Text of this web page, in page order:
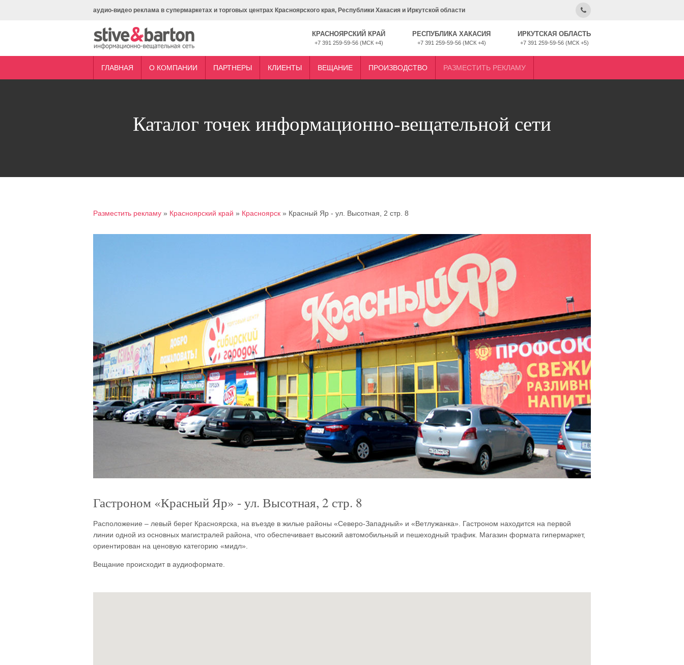
аудио-видео реклама в супермаркетах и торговых центрах Красноярского края, Республики Хакасия и Иркутской области
КРАСНОЯРСКИЙ КРАЙ
+7 391 259-59-56 (МСК +4)
РЕСПУБЛИКА ХАКАСИЯ
+7 391 259-59-56 (МСК +4)
ИРКУТСКАЯ ОБЛАСТЬ
+7 391 259-59-56 (МСК +5)
ГЛАВНАЯ О КОМПАНИИ ПАРТНЕРЫ КЛИЕНТЫ ВЕЩАНИЕ ПРОИЗВОДСТВО РАЗМЕСТИТЬ РЕКЛАМУ
Каталог точек информационно-вещательной сети
Разместить рекламу » Красноярский край » Красноярск » Красный Яр - ул. Высотная, 2 стр. 8
Гастроном «Красный Яр» - ул. Высотная, 2 стр. 8
Расположение – левый берег Красноярска, на въезде в жилые районы «Северо-Западный» и «Ветлужанка». Гастроном находится на первой
линии одной из основных магистралей района, что обеспечивает высокий автомобильный и пешеходный трафик. Магазин формата гипермаркет,
ориентирован на ценовую категорию «мидл».
Вещание происходит в аудиоформате.